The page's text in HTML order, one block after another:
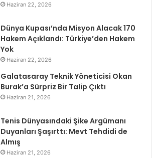
Haziran 22, 2026
Dünya Kupası’nda Misyon Alacak 170
Hakem Açıklandı: Türkiye’den Hakem
Yok
Haziran 22, 2026
Galatasaray Teknik Yöneticisi Okan
Burak’a Sürpriz Bir Talip Çıktı
Haziran 21, 2026
Tenis Dünyasındaki Şike Argümanı
Duyanları Şaşırttı: Mevt Tehdidi de
Almış
Haziran 21, 2026